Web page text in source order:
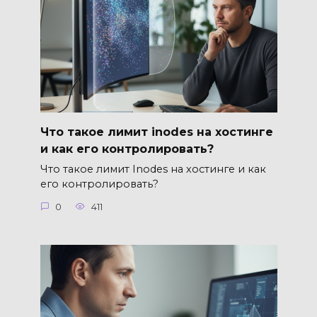
Что такое лимит inodes на хостинге
и как его контролировать?
Что такое лимит Inodes на хостинге и как
его контролировать?
0 411